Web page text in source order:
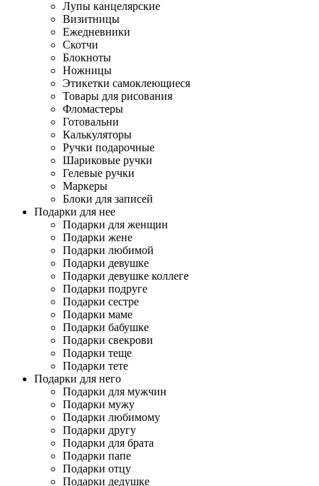
Лупы канцелярские
Визитницы
Ежедневники
Скотчи
Блокноты
Ножницы
Этикетки самоклеющиеся
Товары для рисования
Фломастеры
Готовальни
Калькуляторы
Ручки подарочные
Шариковые ручки
Гелевые ручки
Маркеры
Блоки для записей
Подарки для нее
Подарки для женщин
Подарки жене
Подарки любимой
Подарки девушке
Подарки девушке коллеге
Подарки подруге
Подарки сестре
Подарки маме
Подарки бабушке
Подарки свекрови
Подарки теще
Подарки тете
Подарки для него
Подарки для мужчин
Подарки мужу
Подарки любимому
Подарки другу
Подарки для брата
Подарки папе
Подарки отцу
Подарки дедушке